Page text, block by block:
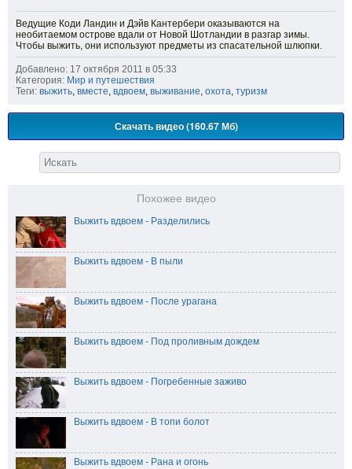
Ведущие Коди Ландин и Дэйв Кантербери оказываются на
необитаемом острове вдали от Новой Шотландии в разгар зимы.
Чтобы выжить, они используют предметы из спасательной шлюпки.
Добавлено: 17 октября 2011 в 05:33
Категория: Мир и путешествия
Теги: выжить вместе вдвоем выживание охота туризм
Скачать видео (160.67 Мб)
Похожее видео
Выжить вдвоем - Разделились
Выжить вдвоем - В пыли
Выжить вдвоем - После урагана
Выжить вдвоем - Под проливным дождем
Выжить вдвоем - Погребенные заживо
Выжить вдвоем - В топи болот
Выжить вдвоем - Рана и огонь